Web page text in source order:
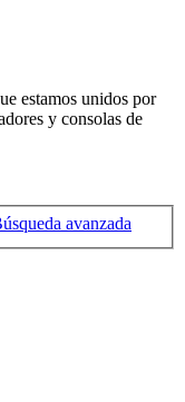
estamos unidos por
y consolas de
avanzada